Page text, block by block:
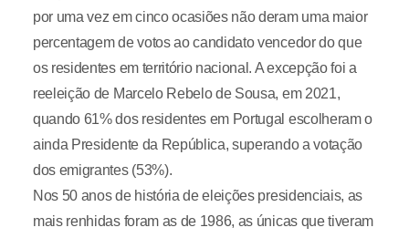
por uma vez em cinco ocasiões não deram uma maior
percentagem de votos ao candidato vencedor do que
os residentes em território nacional. A excepção foi a
reeleição de Marcelo Rebelo de Sousa, em 2021,
quando 61% dos residentes em Portugal escolheram o
ainda Presidente da República, superando a votação
dos emigrantes (53%).
Nos 50 anos de história de eleições presidenciais, as
mais renhidas foram as de 1986, as únicas que tiveram